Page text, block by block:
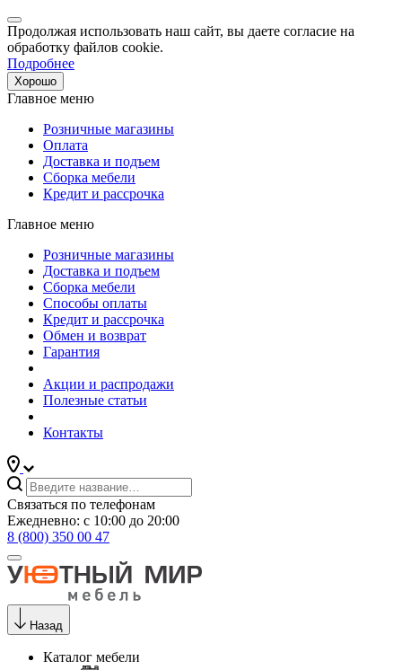
Продолжая использовать наш сайт, вы даете согласие на
обработку файлов cookie.
Подробнее
Хорошо
Главное меню
Розничные магазины
Оплата
Доставка и подъем
Сборка мебели
Кредит и рассрочка
Главное меню
Розничные магазины
Доставка и подъем
Сборка мебели
Способы оплаты
Кредит и рассрочка
Обмен и возврат
Гарантия
Акции и распродажи
Полезные статьи
Контакты
Связаться по телефонам
Ежедневно: с 10:00 до 20:00
8 (800) 350 00 47
Назад
Каталог мебели